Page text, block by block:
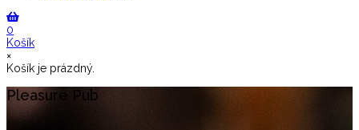
0
Košík
×
Košík je prázdný.
Pleasure Pub